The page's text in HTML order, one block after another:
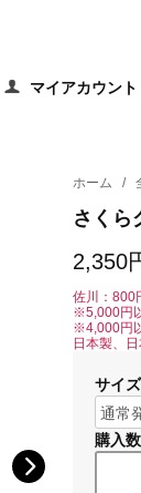
マイアカウント
ホーム /
さくら
2,350
佐川：800
※5,000円
※4,000円
日本製、
サイズ
購入数